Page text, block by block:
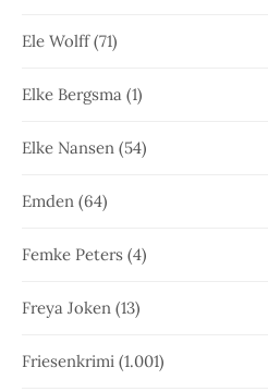
Ele Wolff(71)
Elke Bergsma (1)
Elke Nansen (54)
Emden (64)
Femke Peters (4)
Freya Joken (13)
Friesenkrimi (1.001)